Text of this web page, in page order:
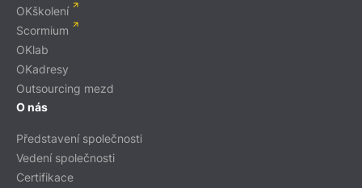
OKškolení
Scormium
OKlab
OKadresy
Outsourcing mezd
O nás
Představení společnosti
Vedení společnosti
Certifikace